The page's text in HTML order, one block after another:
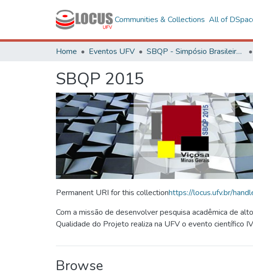
Communities & Collections All of
Home Eventos UFV SBQP - Simpósio Brasileiro de Qualidade do Projeto no Ambiente Construído
SBQP 2015
Permanent URI for this collectionhttps://locus.ufv.br/
Com a missão de desenvolver pesquisa acadêmica de
Qualidade do Projeto realiza na UFV o evento científico
Browse